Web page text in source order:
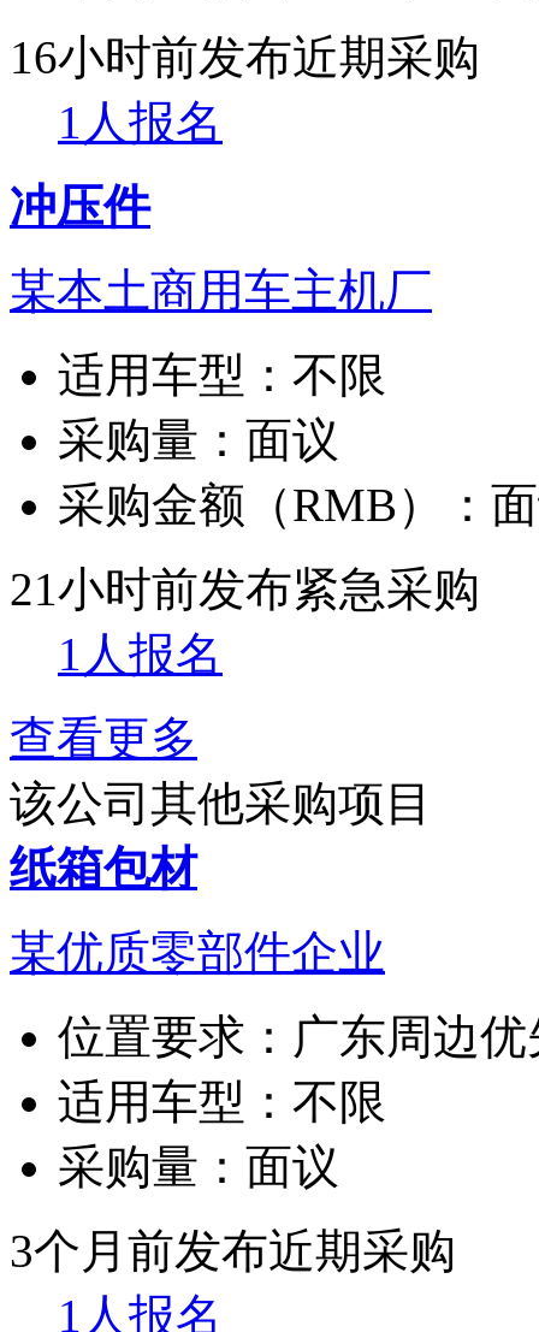
16小时前发布近期采购
1人报名
冲压件
某本土商用车主机厂
适用车型： 不限
采购量： 面议
采购金额（RMB）：
21小时前发布紧急采购
1人报名
查看更多
该公司其他采购项目
纸箱包材
某优质零部件企业
位置要求： 广东周边优
适用车型： 不限
采购量： 面议
3个月前发布近期采购
1人报名